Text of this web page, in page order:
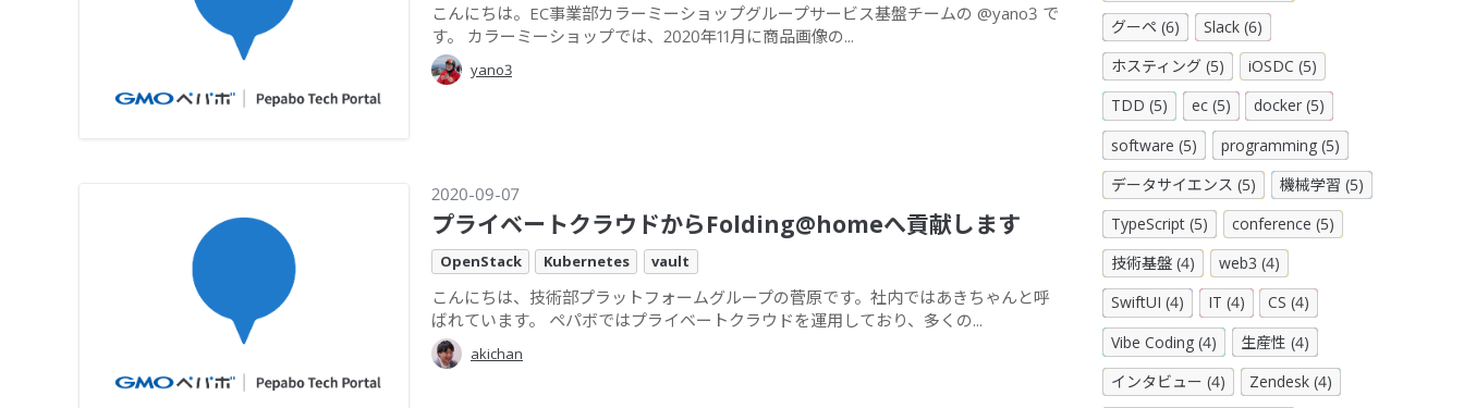
こんにちは。EC事業部カラーミーショップグループサービス基盤チームの @yano3 で
す。 カラーミーショップでは、2020年11月に商品画像の...
yano3
2020-09-07
プライベートクラウドからFolding@homeへ貢献します
OpenStack Kubernetes vault
こんにちは、技術部プラットフォームグループの菅原です。社内ではあきちゃんと呼
ばれています。 ペパボではプライベートクラウドを運用しており、多くの...
akichan
グーペ (6)
Slack (6)
ホスティング (5)
iOSDC (5)
TDD (5)
ec (5)
docker (5)
software (5)
programming (5)
データサイエンス (5)
機械学習 (5)
TypeScript (5)
conference (5)
技術基盤 (4)
web3 (4)
SwiftUI (4)
IT (4)
CS (4)
Vibe Coding (4)
生産性 (4)
インタビュー (4)
Zendesk (4)